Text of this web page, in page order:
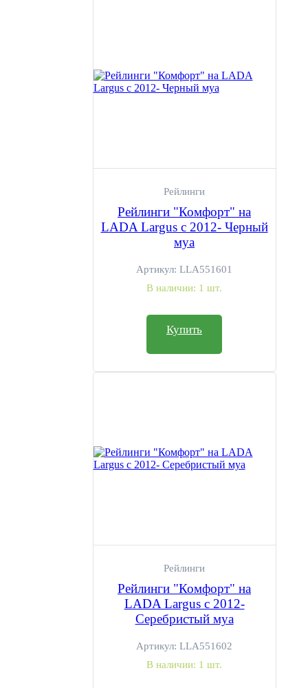
Рейлинги
Рейлинги "Комфорт" на
LADA Largus с 2012- Черный
муа
Артикул: LLA551601
В наличии: 1 шт.
Купить
Рейлинги
Рейлинги "Комфорт" на
LADA Largus с 2012-
Серебристый муа
Артикул: LLA551602
В наличии: 1 шт.